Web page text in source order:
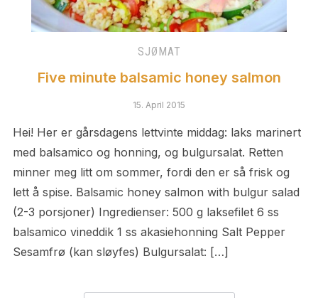
SJØMAT
Five minute balsamic honey salmon
15. April 2015
Hei! Her er gårsdagens lettvinte middag: laks marinert
med balsamico og honning, og bulgursalat. Retten
minner meg litt om sommer, fordi den er så frisk og
lett å spise. Balsamic honey salmon with bulgur salad
(2-3 porsjoner) Ingredienser: 500 g laksefilet 6 ss
balsamico vineddik 1 ss akasiehonning Salt Pepper
Sesamfrø (kan sløyfes) Bulgursalat: […]